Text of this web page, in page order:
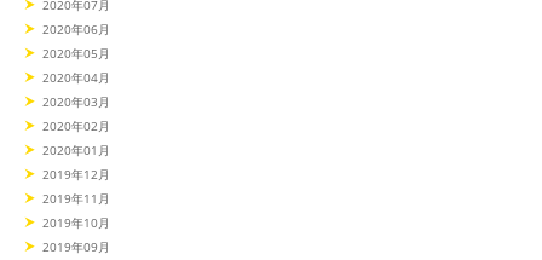
2020年07月
2020年06月
2020年05月
2020年04月
2020年03月
2020年02月
2020年01月
2019年12月
2019年11月
2019年10月
2019年09月